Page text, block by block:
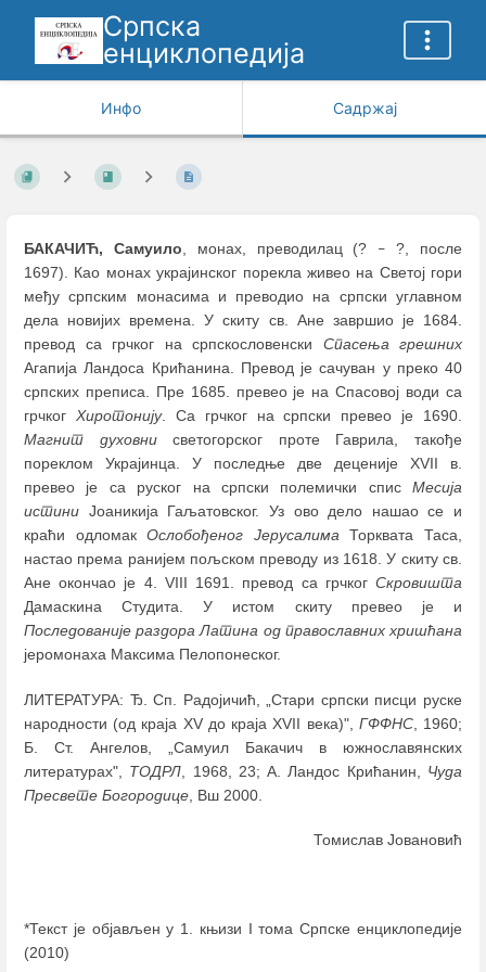
Српска
енциклопедија
Инфо Садржај
БАКАЧИЋ, Самуило, монах, преводилац (? – ?, после
1697). Као монах украјинског порекла живео на Светој гори
међу српским монасима и преводио на српски углавном
дела новијих времена. У скиту св. Ане завршио је 1684.
превод са грчког на српскословенски Спасења грешних
Агапија Ландоса Крићанина. Превод је сачуван у преко 40
српских преписа. Пре 1685. превео је на Спасовој води са
грчког Хиротонију. Са грчког на српски превео је 1690.
Магнит духовнисветогорског протe Гаврила, такође
пореклом Украјинца. У последње две деценије XVII в.
превео је са руског на српски полемички спис Месија
истини Јоаникија Гаљатовског. Уз ово дело нашао се и
краћи одломакОслобођеног ЈерусалимаТорквата Таса,
настао према ранијем пољском преводу из 1618. У скиту св.
Ане окончао је 4. VIII 1691. превод са грчког Скровишта
Дамаскина Студита. У истом скиту превео је и
Последованије раздора Латина од православних хришћана
јеромонаха Максима Пелопонеског.
ЛИТЕРАТУРА: Ђ. Сп. Радојичић, „Стари српски писци руске
народности (од краја XV до краја XVII века)", ГФФНС, 1960;
Б. Ст. Ангелов, „Самуил Бакачич в южнославянских
литературах", ТОДРЛ , 1968, 23; А. Ландос Крићанин, Чуда
Пресвете Богородице , Вш 2000.
Томислав Јовановић
*Текст је објављен у 1. књизи I тома Српске енциклопедије
(2010)